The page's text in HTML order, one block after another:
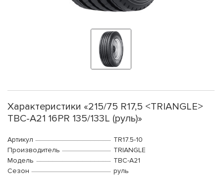
Характеристики «215/75 R17,5 <TRIANGLE>
TBC-A21 16PR 135/133L (руль)»
Артикул
TR17.5-10
Производитель
TRIANGLE
Модель
TBC-A21
Сезон
руль